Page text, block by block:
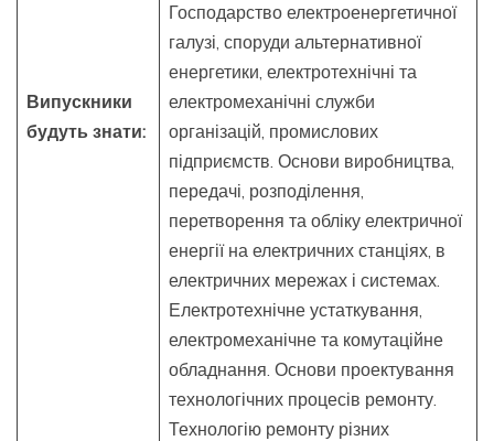
Випускники
будуть знати:
Господарство електроенергетичної
галузі, споруди альтернативної
енергетики, електротехнічні та
електромеханічні служби
організацій, промислових
підприємств. Основи виробництва,
передачі, розподілення,
перетворення та обліку електричної
енергії на електричних станціях, в
електричних мережах і системах.
Електротехнічне устаткування,
електромеханічне та комутаційне
обладнання. Основи проектування
технологічних процесів ремонту.
Технологію ремонту різних